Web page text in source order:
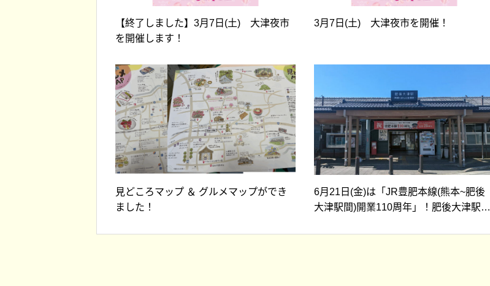
【終了しました】3月7日(土) 大津夜市
を開催します！
3月7日(土) 大津夜市を開催！
見どころマップ ＆ グルメマップができ
ました！
6月21日(金)は「JR豊肥本線(熊本~肥後
大津駅間)開業110周年」！肥後大津駅で
します